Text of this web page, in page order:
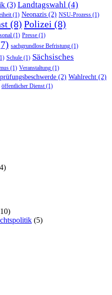
(3) Landtagswahl (4)
(1) Neonazis (2) NSU-Prozess (1)
(8) Polizei (8)
(1) Presse (1)
sachgrundlose Befristung (1)
Schule (1) Sächsisches
(1) Veranstaltung (1)
(2) Wahlrecht (2)
öffentlicher Dienst(1)
(5)